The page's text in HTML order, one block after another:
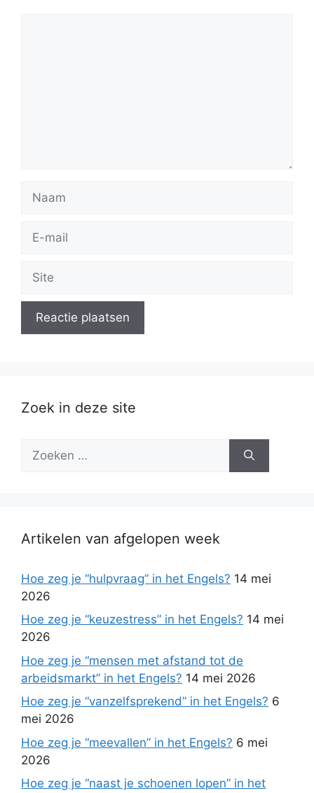
mail
Zoek in deze site
naar:
Artikelen van afgelopen week
Hoe zeg je “hulpvraag” in het Engels? 14 mei
2026
Hoe zeg je “keuzestress” in het Engels? 14 mei
2026
Hoe zeg je “mensen met afstand tot de
arbeidsmarkt” in het Engels? 14 mei 2026
Hoe zeg je “vanzelfsprekend” in het Engels? 6
mei 2026
Hoe zeg je “meevallen” in het Engels? 6 mei
2026
Hoe zeg je “naast je schoenen lopen” in het